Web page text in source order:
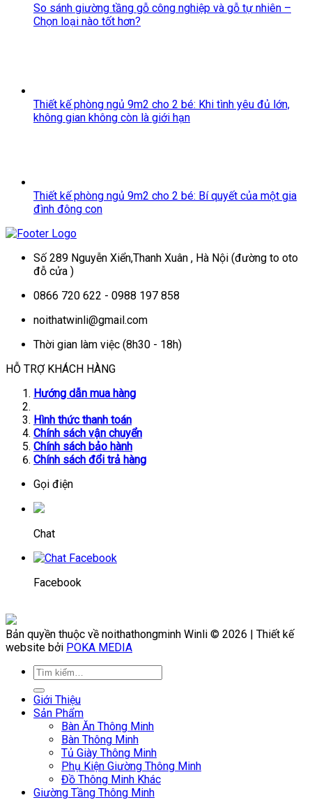
So sánh giường tầng gỗ công nghiệp và gỗ tự nhiên –
Chọn loại nào tốt hơn?
Thiết kế phòng ngủ 9m2 cho 2 bé: Khi tình yêu đủ lớn,
không gian không còn là giới hạn
Thiết kế phòng ngủ 9m2 cho 2 bé: Bí quyết của một gia
đình đông con
Số 289 Nguyễn Xiển,Thanh Xuân , Hà Nội (đường to oto
đỗ cửa )
0866 720 622 - 0988 197 858
noithatwinli@gmail.com
Thời gian làm việc (8h30 - 18h)
HỖ TRỢ KHÁCH HÀNG
Hướng dẫn mua hàng
Hình thức thanh toán
Chính sách vận chuyển
Chính sách bảo hành
Chính sách đổi trả hàng
Gọi điện
Chat
Facebook
Bản quyền thuộc về noithathongminh Winli © 2026 | Thiết kế
website bởi POKA MEDIA
Giới Thiệu
Sản Phẩm
Bàn Ăn Thông Minh
Bàn Thông Minh
Tủ Giày Thông Minh
Phụ Kiện Giường Thông Minh
Đồ Thông Minh Khác
Giường Tầng Thông Minh